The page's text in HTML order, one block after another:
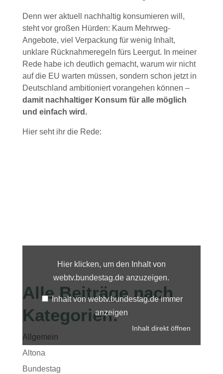
Denn wer aktuell nachhaltig konsumieren will,
steht vor großen Hürden: Kaum Mehrweg-
Angebote, viel Verpackung für wenig Inhalt,
unklare Rücknahmeregeln fürs Leergut. In meiner
Rede habe ich deutlich gemacht, warum wir nicht
auf die EU warten müssen, sondern schon jetzt in
Deutschland ambitioniert vorangehen können –
damit nachhaltiger Konsum für alle möglich
und einfach wird.
Hier seht ihr die Rede:
webtv.bundestag.deHier klicken, um den Inhalt von
webtv.bundestag.de anzuzeigen.
Inhalt von webtv.bundestag.de immer
anzeigen
Inhalt direkt öffnen
Alle Beiträge nach
Kategorien:
Allgemein
Altona
Bundestag